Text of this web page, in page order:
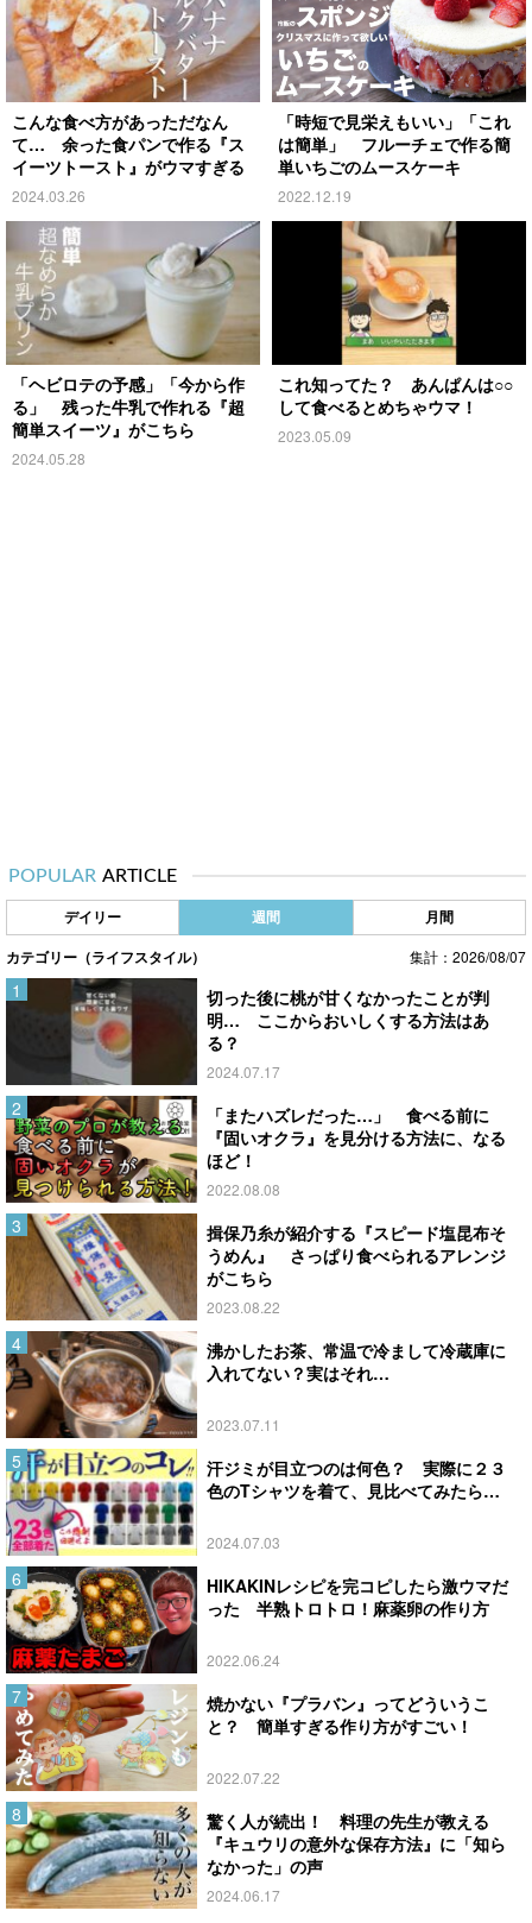
こんな食べ方があっただなん
て… 余った食パンで作る『ス
イーツトースト』がウマすぎる
2024.03.26
「時短で見栄えもいい」「これ
は簡単」 フルーチェで作る簡
単いちごのムースケーキ
2022.12.19
「ヘビロテの予感」「今から作
る」 残った牛乳で作れる『超
簡単スイーツ』がこちら
2024.05.28
これ知ってた？ あんぱんは○○
して食べるとめちゃウマ！
2023.05.09
POPULAR ARTICLE
デイリー 週間 月間
カテゴリー（ライフスタイル） 集計：2026/08/07
切った後に桃が甘くなかったことが判
明… ここからおいしくする方法はあ
る？
2024.07.17
「またハズレだった…」 食べる前に
『固いオクラ』を見分ける方法に、なる
ほど！
2022.08.08
揖保乃糸が紹介する『スピード塩昆布そ
うめん』 さっぱり食べられるアレンジ
がこちら
2023.08.22
沸かしたお茶、常温で冷まして冷蔵庫に
入れてない？実はそれ…
2023.07.11
汗ジミが目立つのは何色？ 実際に２３
色のTシャツを着て、見比べてみたら…
2024.07.03
HIKAKINレシピを完コピしたら激ウマだ
った 半熟トロトロ！麻薬卵の作り方
2022.06.24
焼かない『プラバン』ってどういうこ
と？ 簡単すぎる作り方がすごい！
2022.07.22
驚く人が続出！ 料理の先生が教える
『キュウリの意外な保存方法』に「知ら
なかった」の声
2024.06.17